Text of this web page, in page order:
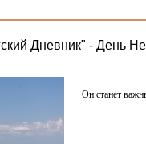
Дневник" - День
Он станет